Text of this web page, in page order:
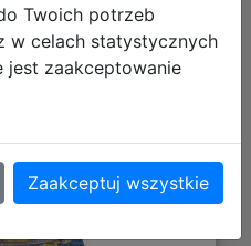
Twoich potrzeb
w celach statystycznych
jest zaakceptowanie
Zaakceptuj wszystkie